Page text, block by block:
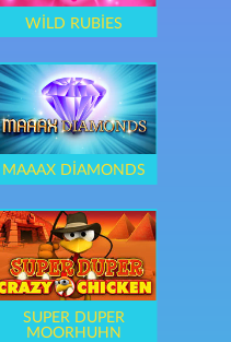
WILD RUBIES
MAAAX DIAMONDS
SUPER DUPER
MOORHUHN